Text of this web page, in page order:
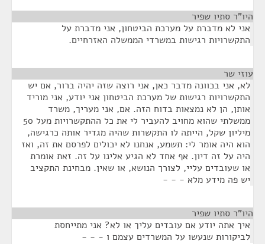
היו"ר סתיו שפיר
אני לא מדברת על מערכת הביטחון, אני מדברת על
התקשרויות רגישות במשרדי הממשלה האזרחיים.
עוזי שר
לא, אני בכוונה מדבר כאן, אני רוצה שזה יהיה ברור, אם יש
התקשרויות רגישות של מערכת הביטחון אני יודע, אני מוריד
אותן, הן לא נמצאות בדוח הזה. אם, אני מעריך, משרד
ממשלתי שהוא מחויב להעביר לי את כל ההתקשרויות מעל 50
מיליון שקל, הייתה לו התקשרות שהיה מגדיר אותה כרגישה,
הוא היה אומר לי: תשמע, אנחנו לא יכולים לפרסם את זה, ואז
היה על זה דיון. אף אחד לא הגיע אלינו על זה. זאת אומרת
או שעובדים עליי, לצורך הנושא, או שאין. מבחינת התקציב
יש פה מידע מלא - - -
היו"ר סתיו שפיר
איך אתה יודע אם עובדים עליך או לא? אני מתייחסת
לביקורות שנעשו על המשרדים עצמם ו - - -